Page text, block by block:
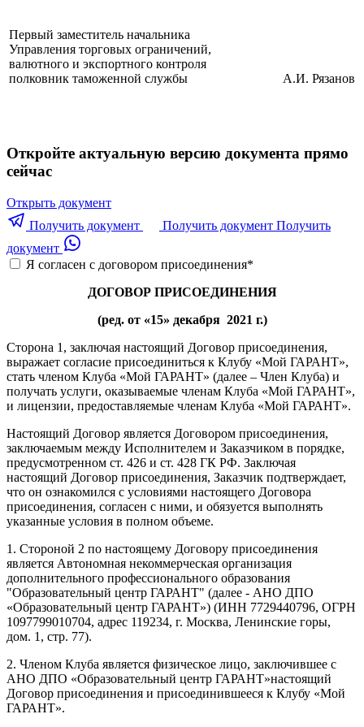
Первый заместитель начальника
Управления торговых ограничений,
валютного и экспортного контроля
полковник таможенной службы
А.И. Рязанов
Откройте актуальную версию документа прямо
сейчас
Открыть документ
Получить документ
Получить документ Получить
документ
Я согласен с договором присоединения*
ДОГОВОР ПРИСОЕДИНЕНИЯ
(ред. от «15» декабря 2021 г.)
Сторона 1, заключая настоящий Договор присоединения,
выражает согласие присоединиться к Клубу «Мой ГАРАНТ»,
стать членом Клуба «Мой ГАРАНТ» (далее – Член Клуба) и
получать услуги, оказываемые членам Клуба «Мой ГАРАНТ»,
и лицензии, предоставляемые членам Клуба «Мой ГАРАНТ».
Настоящий Договор является Договором присоединения,
заключаемым между Исполнителем и Заказчиком в порядке,
предусмотренном ст. 426 и ст. 428 ГК РФ. Заключая
настоящий Договор присоединения, Заказчик подтверждает,
что он ознакомился с условиями настоящего Договора
присоединения, согласен с ними, и обязуется выполнять
указанные условия в полном объеме.
1. Стороной 2 по настоящему Договору присоединения
является Автономная некоммерческая организация
дополнительного профессионального образования
"Образовательный центр ГАРАНТ" (далее - АНО ДПО
«Образовательный центр ГАРАНТ») (ИНН 7729440796, ОГРН
1097799010704, адрес 119234, г. Москва, Ленинские горы,
дом. 1, стр. 77).
2. Членом Клуба является физическое лицо, заключившее с
АНО ДПО «Образовательный центр ГАРАНТ»настоящий
Договор присоединения и присоединившееся к Клубу «Мой
ГАРАНТ».